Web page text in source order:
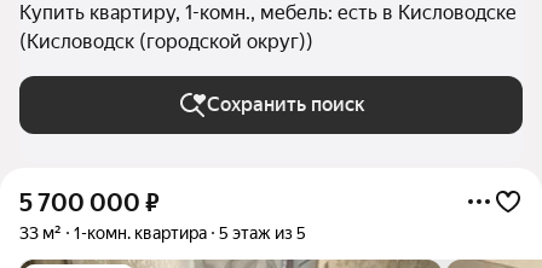
Купить квартиру, 1-комн., мебель: есть в Кисловодске
(Кисловодск (городской округ))
Сохранить поиск
5 700 000 ₽
33 м² 1-комн. квартира 5 этаж из 5